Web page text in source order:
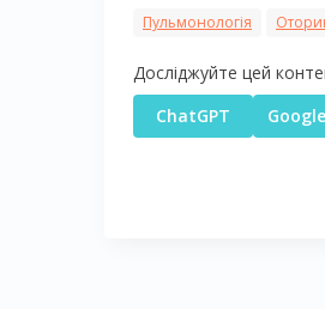
Пульмонологія
Досліджуйте цей
ChatGPT